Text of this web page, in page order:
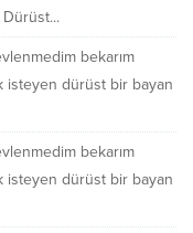
bekarım
isteyen dürüst bir bayan
bekarım
isteyen dürüst bir bayan